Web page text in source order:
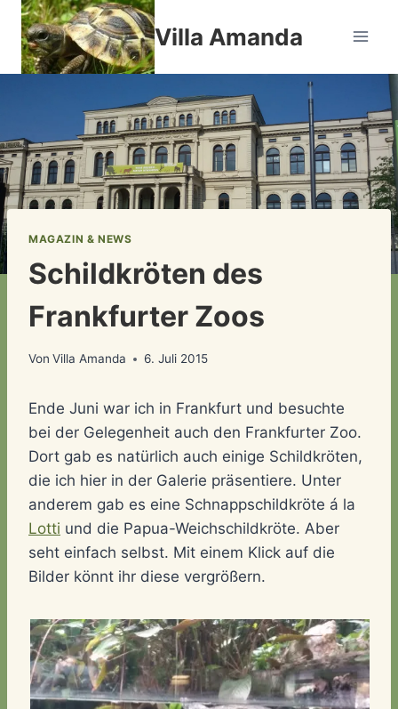
Zum
Inhalt
springen
Villa Amanda
MAGAZIN & NEWS
Schildkröten des
Frankfurter Zoos
Von Villa Amanda 6. Juli 2015
Ende Juni war ich in Frankfurt und besuchte
bei der Gelegenheit auch den Frankfurter Zoo.
Dort gab es natürlich auch einige Schildkröten,
die ich hier in der Galerie präsentiere. Unter
anderem gab es eine Schnappschildkröte á la
Lotti und die Papua-Weichschildkröte. Aber
seht einfach selbst. Mit einem Klick auf die
Bilder könnt ihr diese vergrößern.